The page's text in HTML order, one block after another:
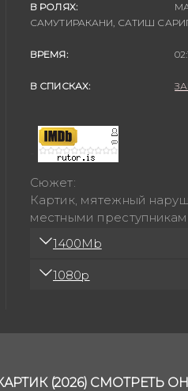
В РОЛЯХ:
САМУТИРАКАНИ, САТИШ
ВРЕМЯ:
В СПИСКАХ:
Сюжет:
Картик, мятежный
местными
1400Mb
1080p
(2026) СМОТРЕТЬ